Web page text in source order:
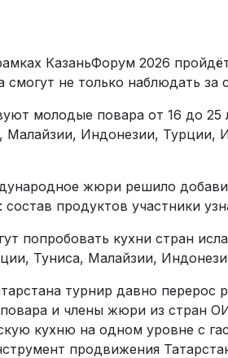
КазаньФорум 2026
смогут не только наблюдать
молодые повара от 16 до
Малайзии, Индонезии, Турции,
жюри решило
состав продуктов участники
попробовать кухни стран
Туниса, Малайзии,
турнир давно
и члены жюри из стран
кухню на одном уровне с
продвижения